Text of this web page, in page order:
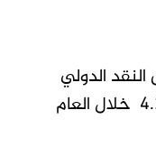
الدولي
إنكماش اقتصاد السودان بمعدل-4.2 خلال العام